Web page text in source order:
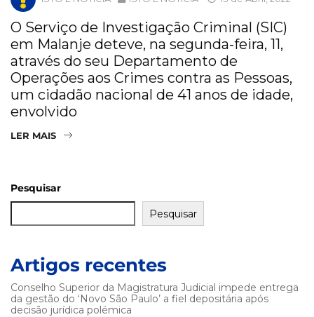
O Serviço de Investigação Criminal (SIC)
em Malanje deteve, na segunda-feira, 11,
através do seu Departamento de
Operações aos Crimes contra as Pessoas,
um cidadão nacional de 41 anos de idade,
envolvido
LER MAIS
Pesquisar
Pesquisar
Artigos recentes
Conselho Superior da Magistratura Judicial impede entrega
da gestão do ‘Novo São Paulo’ a fiel depositária após
decisão jurídica polémica